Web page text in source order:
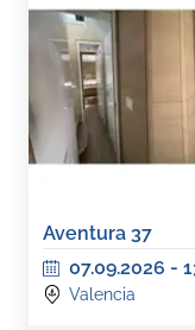
Aventura 37
07.09.2026 -
Valencia